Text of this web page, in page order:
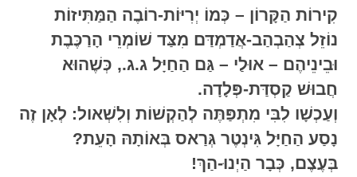
קִירוֹת הַקָּרוֹן – כְּמוֹ יְרִיּוֹת-רוֹבֶה הַמַּתִּיזוֹת
נוֹזֵל צְהַבְהַב-אֲדַמְדַּם מִצַּד שׁוֹמְרֵי הָרַכֶּבֶת
וּבֵינֵיהֶם – אוּלַי – גַּם הַחַיָּל ג.ג., כְּשֶׁהוּא
חֲבוּשׁ קַסְדַּת-פְּלָדָה.
וְעַכְשָׁו לִבִּי מִתְפַּתֶּה לְהַקְשׁוֹת וְלִשְׁאול: לְאָן זֶה
נָסַע הַחַיָּל גִּינְטֶר גְּרַאס בְּאוֹתָהּ הָעֵת?
בְּעֶצֶם, כְּבָר הַיְנוּ-הַךְ!